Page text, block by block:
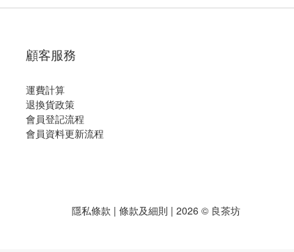
顧客服務
運費計算
退換貨政策
會員登記流程
會員資料更新流程
隱私條款 | 條款及細則 | 2026 © 良茶坊